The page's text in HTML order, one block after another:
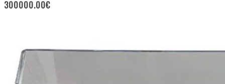
300000.00€